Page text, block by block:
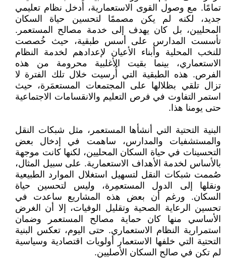
تمامًا. مع وصول القوى الاستعمارية، أُدخل نظام تعليمي
جديد، لكنه لم يكن مصممًا لتحسين حياة السكان
المحليين، بل كان يهدف إلى خدمة مصالح المستعمر.
تأسست المدارس على أسس طبقية، حيث خُصصت
للنخب المحلية وأبناء الأعيان لإعدادهم لخدمة النظام
الاستعماري، بينما بقيت الأغلبية محرومة من هذه
الفرص. هذه الطبقية التي أُرسيت خلال تلك الفترة لا
تزال تلقي بظلالها على المجتمعات المستعمَرة، حيث
استمر التفاوت في فرص التعليم والانقسامات الاجتماعية
حتى يومنا هذا.
البنية التحتية التي أنشأها المستعمر، مثل شبكات النقل
والمستشفيات والمدارس، ساهمت في إدخال بعض
التحسينات في حياة السكان المحليين، لكنها كانت موجهة
بالأساس لخدمة الأهداف الاستعمارية. على سبيل المثال،
صُممت شبكات النقل لتسهيل استغلال الموارد الطبيعية
ونقلها إلى الدول المستعمِرة، وليس لتحسين حياة
السكان. ورغم أن بعض هذه المشاريع ساعدت في
تحسين الرعاية الصحية وتقليل الوفيات، إلا أن الغرض
الأساسي منها كان حماية مصالح المستعمر وضمان
استمرارية النظام الاستعماري. حتى اليوم، تعكس البنية
التحتية التي خلفها الاستعمار أولويات اقتصادية وسياسية
لم تكن في صالح السكان الأصليين.